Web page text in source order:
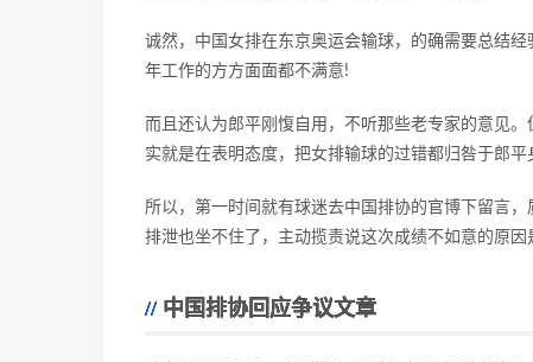
诚然，中国女排在东京奥运会输球，的确需要总结
年工作的方方面面都不满意!
而且还认为郎平刚愎自用，不听那些老专家的意见
实就是在表明态度，把女排输球的过错都归咎于郎平
所以，第一时间就有球迷去中国排协的官博下留言
排泄也坐不住了，主动揽责说这次成绩不如意的原因
中国排协回应争议文章